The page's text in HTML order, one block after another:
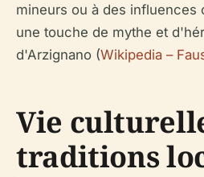
mineurs ou à des influences
une touche de mythe et
d'Arzignano (Wikipedia –
Vie
traditions